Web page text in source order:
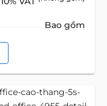
Bao gồm